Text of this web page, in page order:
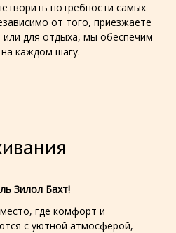
потребности самых
от того, приезжаете
для отдыха, мы обеспечим
каждом шагу.
Зилол Бахт!
где комфорт и
с уютной атмосферой,